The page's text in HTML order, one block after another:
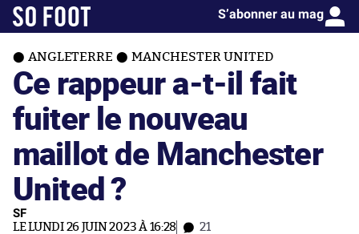
S’abonner au mag
ANGLETERRE MANCHESTER UNITED
Ce rappeur a-t-il fait
fuiter le nouveau
maillot de Manchester
United ?
SF
LE LUNDI 26 JUIN 2023 À 16:28 21